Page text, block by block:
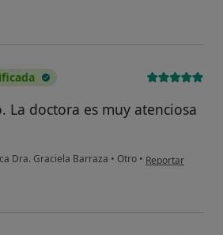
La doctora es muy atenciosa
Dra. Graciela Barraza • Otro • en opinión del
Reportar